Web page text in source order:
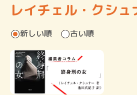
レイチェル・クシュ
新しい順 古い順